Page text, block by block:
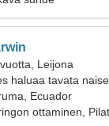
Leijona
haluaa tavata
Ecuador
ottaminen,